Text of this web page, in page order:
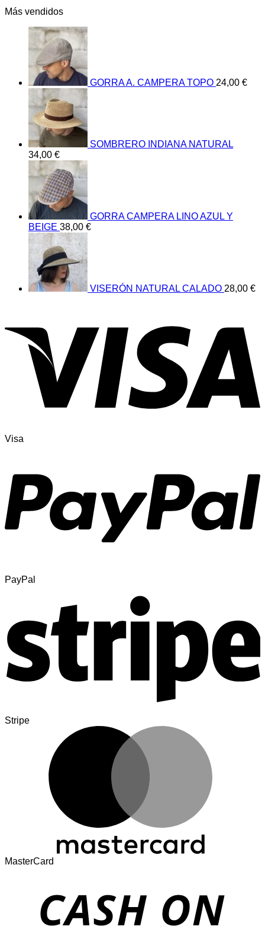
Más vendidos
GORRA A. CAMPERA TOPO 24,00 €
SOMBRERO INDIANA NATURAL
34,00 €
GORRA CAMPERA LINO AZUL Y
BEIGE 38,00 €
VISERÓN NATURAL CALADO 28,00 €
Visa
PayPal
Stripe
MasterCard